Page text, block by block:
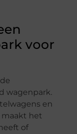
voor
wagenpark.
en
maakt het
of